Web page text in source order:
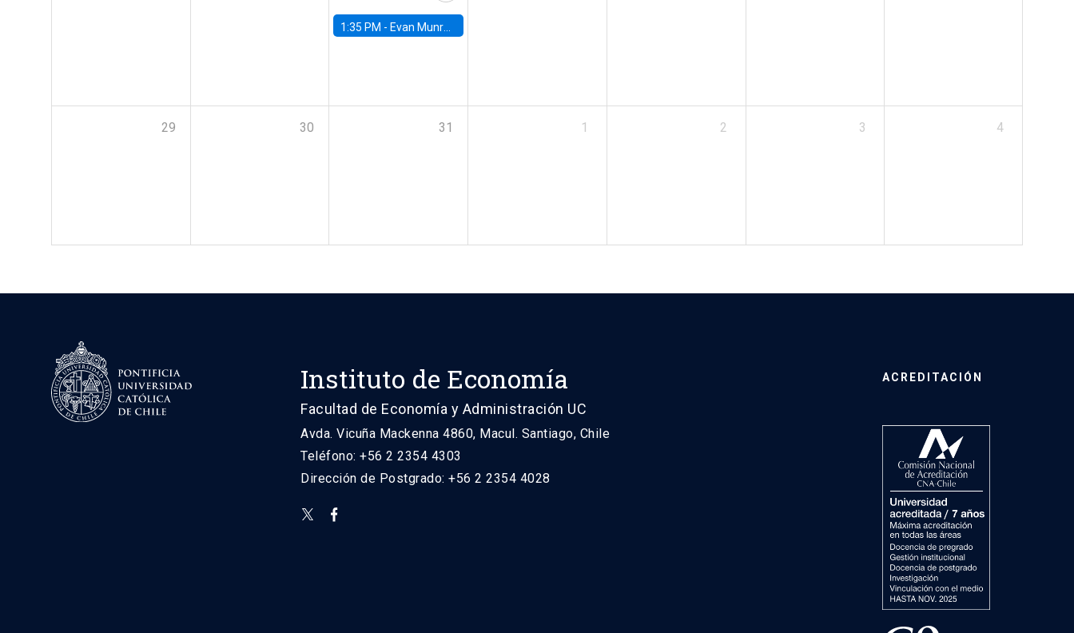
1:35 PM - Evan Munro, Neyman Visiting Assistant Professor in the Department of Statistics at UC Berkeley
29 30 31 1 2 3 4
Instituto de Economía
Facultad de Economía y Administración UC
Avda. Vicuña Mackenna 4860, Macul. Santiago, Chile
Teléfono: +56 2 2354 4303
Dirección de Postgrado: +56 2 2354 4028
ACREDITACIÓN